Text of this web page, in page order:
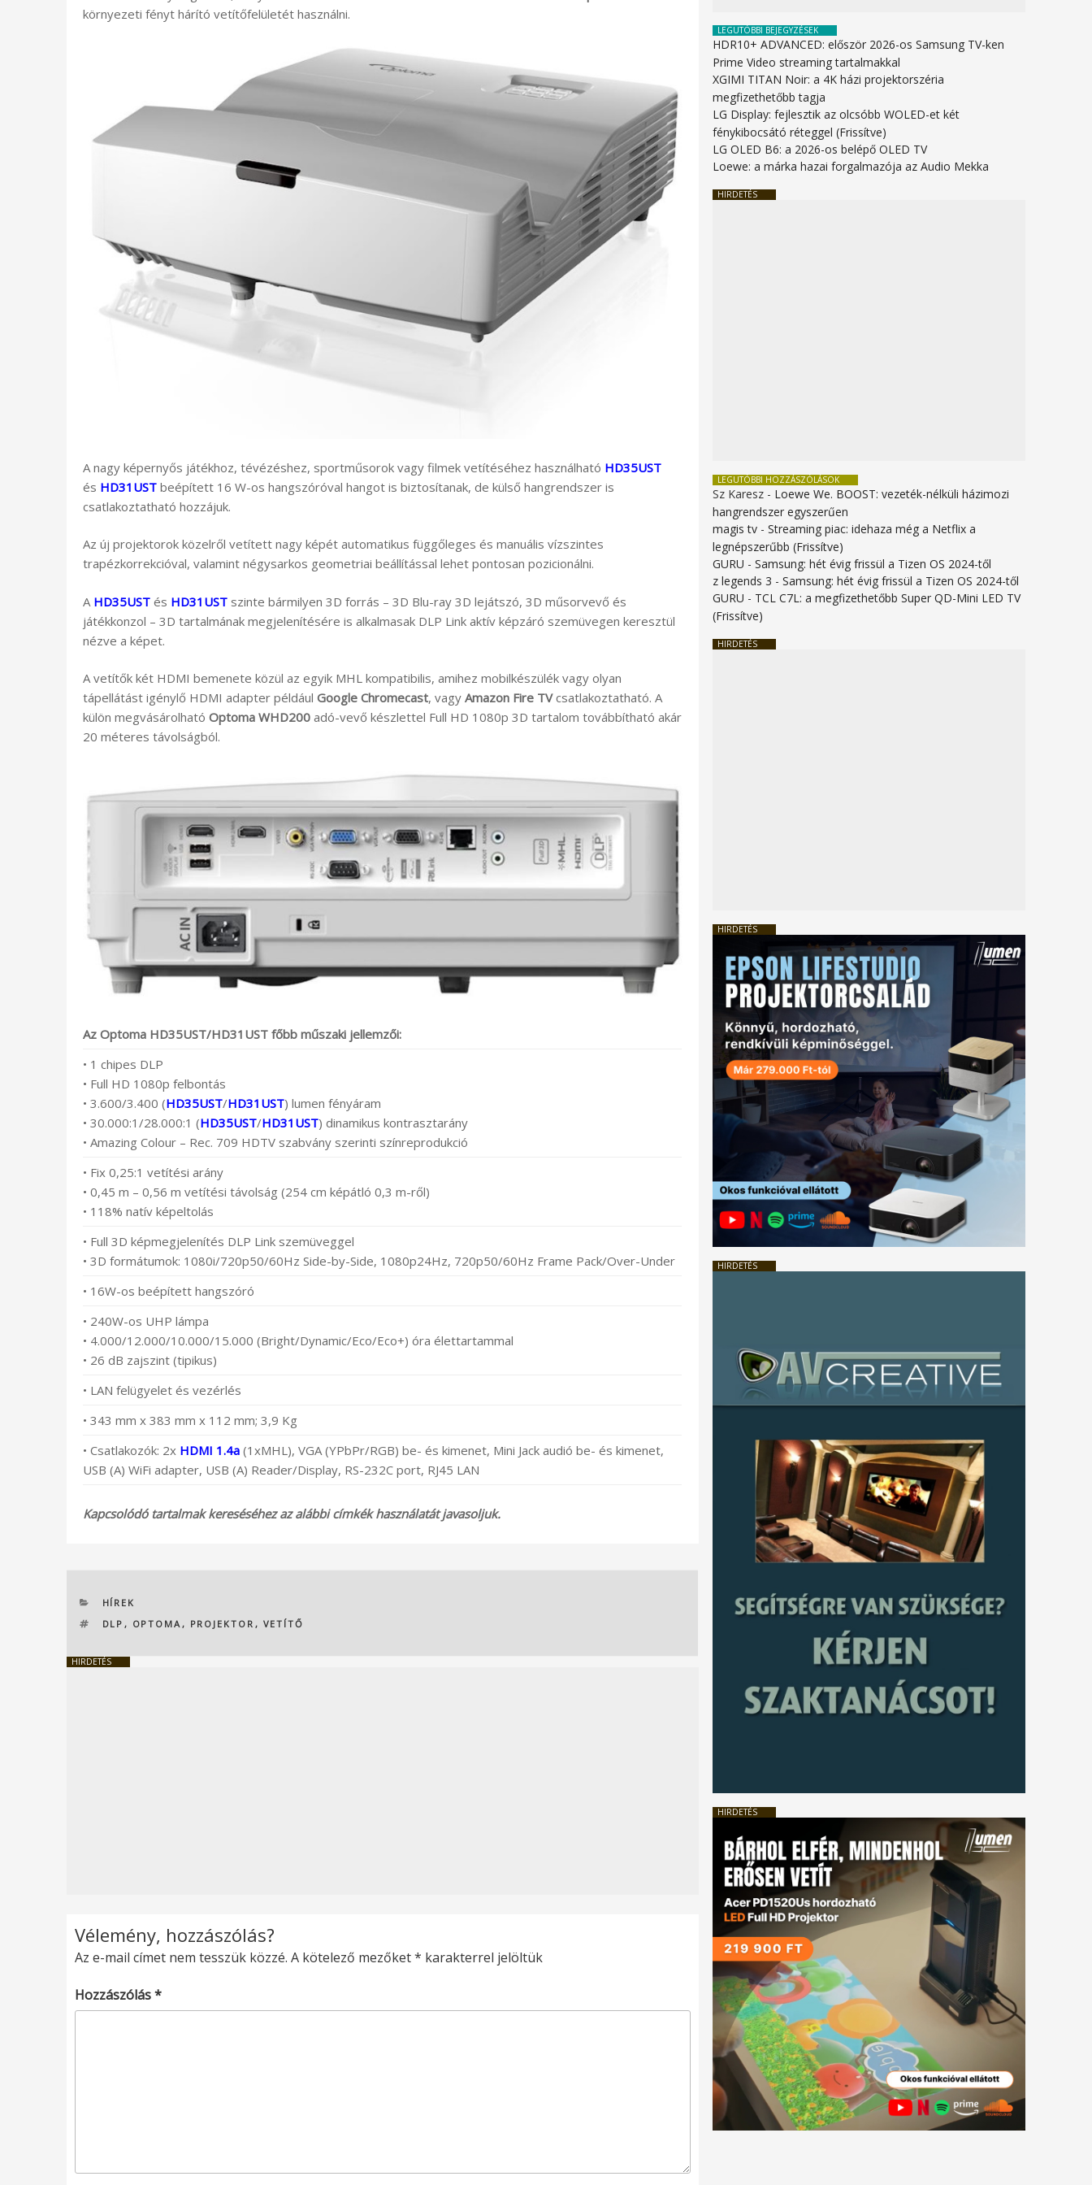
környezeti fényt hárító vetítőfelületét használni.
A nagy képernyős játékhoz, tévézéshez, sportműsorok vagy filmek vetítéséhez használható HD35UST
és HD31UST beépített 16 W-os hangszóróval hangot is biztosítanak, de külső hangrendszer is
csatlakoztatható hozzájuk.
Az új projektorok közelről vetített nagy képét automatikus függőleges és manuális vízszintes
trapézkorrekcióval, valamint négysarkos geometriai beállítással lehet pontosan pozicionálni.
A HD35UST és HD31UST szinte bármilyen 3D forrás – 3D Blu-ray 3D lejátszó, 3D műsorvevő és
játékkonzol – 3D tartalmának megjelenítésére is alkalmasak DLP Link aktív képzáró szemüvegen keresztül
nézve a képet.
A vetítők két HDMI bemenete közül az egyik MHL kompatibilis, amihez mobilkészülék vagy olyan
tápellátást igénylő HDMI adapter például Google Chromecast, vagy Amazon Fire TVcsatlakoztatható. A
külön megvásárolható Optoma WHD200 adó-vevő készlettel Full HD 1080p 3D tartalom továbbítható akár
20 méteres távolságból.
Az Optoma HD35UST/HD31UST főbb műszaki jellemzői:
• 1 chipes DLP
• Full HD 1080p felbontás
• 3.600/3.400 (HD35UST/HD31UST) lumen fényáram
• 30.000:1/28.000:1 (HD35UST/HD31UST) dinamikus kontrasztarány
• Amazing Colour – Rec. 709 HDTV szabvány szerinti színreprodukció
• Fix 0,25:1 vetítési arány
• 0,45 m – 0,56 m vetítési távolság (254 cm képátló 0,3 m-ről)
• 118% natív képeltolás
• Full 3D képmegjelenítés DLP Link szemüveggel
• 3D formátumok: 1080i/720p50/60Hz Side-by-Side, 1080p24Hz, 720p50/60Hz Frame Pack/Over-Under
• 16W-os beépített hangszóró
• 240W-os UHP lámpa
• 4.000/12.000/10.000/15.000 (Bright/Dynamic/Eco/Eco+) óra élettartammal
• 26 dB zajszint (tipikus)
• LAN felügyelet és vezérlés
• 343 mm x 383 mm x 112 mm; 3,9 Kg
• Csatlakozók: 2x HDMI 1.4a (1xMHL), VGA (YPbPr/RGB) be- és kimenet, Mini Jack audió be- és kimenet,
USB (A) WiFi adapter, USB (A) Reader/Display, RS-232C port, RJ45 LAN
Kapcsolódó tartalmak kereséséhez az alábbi címkék használatát javasoljuk.
KATEGÓRIÁK
HÍREK
CÍMKÉK
DLP , OPTOMA, PROJEKTOR , VETÍTŐ
HIRDETÉS
Vélemény, hozzászólás?
Az e-mail címet nem tesszük közzé. A kötelező mezőket* karakterrel jelöltük
Hozzászólás*
LEGUTÓBBI BEJEGYZÉSEK
HDR10+ ADVANCED: először 2026-os Samsung TV-ken
Prime Video streaming tartalmakkal
XGIMI TITAN Noir: a 4K házi projektorszéria
megfizethetőbb tagja
LG Display: fejlesztik az olcsóbb WOLED-et két
fénykibocsátó réteggel (Frissítve)
LG OLED B6: a 2026-os belépő OLED TV
Loewe: a márka hazai forgalmazója az Audio Mekka
HIRDETÉS
LEGUTÓBBI HOZZÁSZÓLÁSOK
Sz Karesz - Loewe We. BOOST: vezeték-nélküli házimozi
hangrendszer egyszerűen
magis tv -Streaming piac: idehaza még a Netflix a
legnépszerűbb (Frissítve)
GURU -Samsung: hét évig frissül a Tizen OS 2024-től
z legends 3 -Samsung: hét évig frissül a Tizen OS 2024-től
GURU - TCL C7L: a megfizethetőbb Super QD-Mini LED TV
(Frissítve)
HIRDETÉS
HIRDETÉS
HIRDETÉS
HIRDETÉS